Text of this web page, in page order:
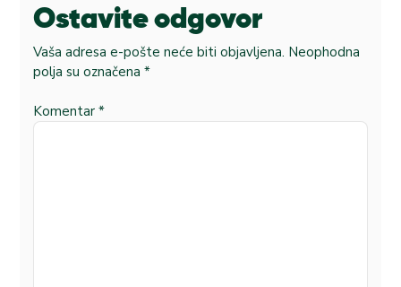
Ostavite odgovor
Vaša adresa e-pošte neće biti objavljena. Neophodna
polja su označena *
Komentar *